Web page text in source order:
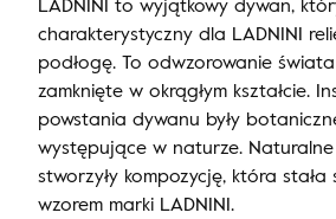
charakterystyczny dla LADNINI
podłogę. To odwzorowanie
zamknięte w okrągłym kształcie.
powstania dywanu były
występujące w naturze. Naturalne
stworzyły kompozycję, która
wzorem marki LADNINI.